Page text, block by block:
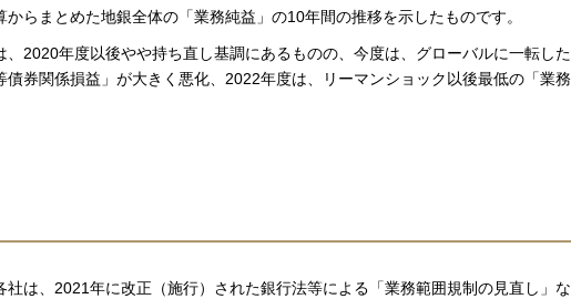
らまとめた地銀全体の「業務純益」の10年間の推移を示したものです。
2020年度以後やや持ち直し基調にあるものの、今度は、グローバルに一転した
券関係損益」が大きく悪化、2022年度は、リーマンショック以後最低の「業務
は、2021年に改正（施行）された銀行法等による「業務範囲規制の見直し」な